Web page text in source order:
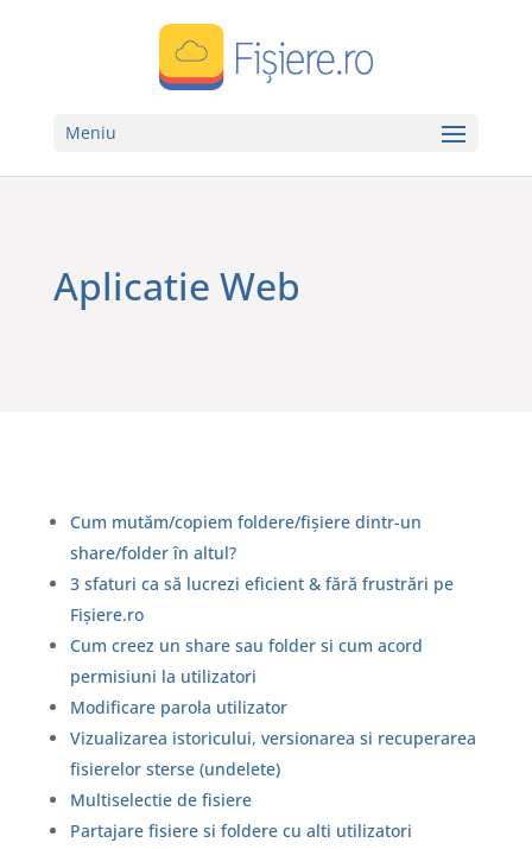
Meniu
Aplicatie Web
Cum mutăm/copiem foldere/fișiere dintr-un
share/folder în altul?
3 sfaturi ca să lucrezi eficient & fără frustrări pe
Fișiere.ro
Cum creez un share sau folder si cum acord
permisiuni la utilizatori
Modificare parola utilizator
Vizualizarea istoricului, versionarea si recuperarea
fisierelor sterse (undelete)
Multiselectie de fisiere
Partajare fisiere si foldere cu alti utilizatori